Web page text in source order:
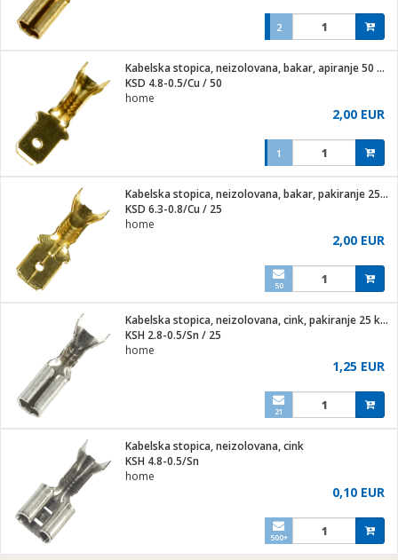
2
Kabelska stopica, neizolovana, bakar, apiranje 50 kom.
KSD 4.8-0.5/Cu / 50
home
2,00 EUR
1
Kabelska stopica, neizolovana, bakar, pakiranje 25 kom.
KSD 6.3-0.8/Cu / 25
home
2,00 EUR
50
Kabelska stopica, neizolovana, cink, pakiranje 25 kom.
KSH 2.8-0.5/Sn / 25
home
1,25 EUR
21
Kabelska stopica, neizolovana, cink
KSH 4.8-0.5/Sn
home
0,10 EUR
500+